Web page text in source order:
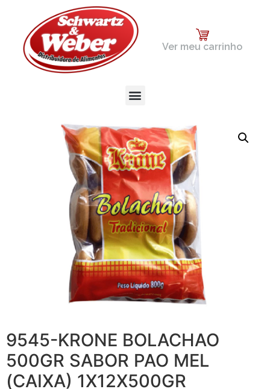
Ver meu carrinho
9545-KRONE BOLACHAO
500GR SABOR PAO MEL
(CAIXA) 1X12X500GR